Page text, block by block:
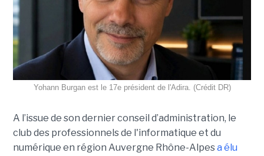
Yohann Burgan est le 17e président de l'Adira. (Crédit DR)
A l’issue de son dernier conseil d’administration, le
club des professionnels de l'informatique et du
numérique en région Auvergne Rhône-Alpesa élu